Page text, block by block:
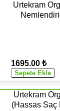
Urtekram
1695.00 ₺
Urtekram
(Hassas Saç